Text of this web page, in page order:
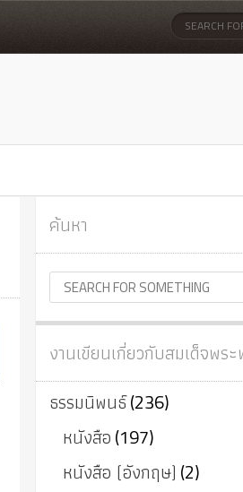
ค้นหา
งานเขียนเกี่ยวกับสมเด็จพร
ธรรมนิพนธ์(236)
หนังสือ(197)
หนังสือ (อังกฤษ) (2)